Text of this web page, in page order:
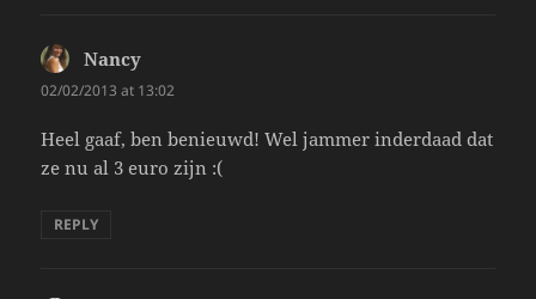
Nancy
02/02/2013 at 13:02
Heel gaaf, ben benieuwd! Wel jammer inderdaad dat
ze nu al 3 euro zijn :(
REPLY